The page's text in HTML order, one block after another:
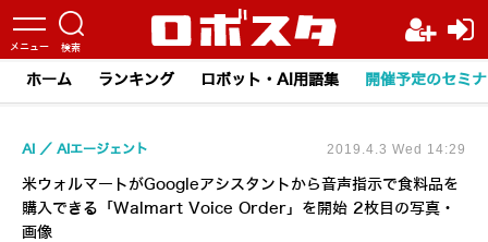
ホーム ランキング ロボット・AI用語集 開催予定のセミ
米ウォルマートがGoogleアシスタントから音声指示で食料品を
購入できる「Walmart Voice Order」を開始 2枚目の写真・
画像
AI AIエージェント 2019.4.3 Wed 14:29